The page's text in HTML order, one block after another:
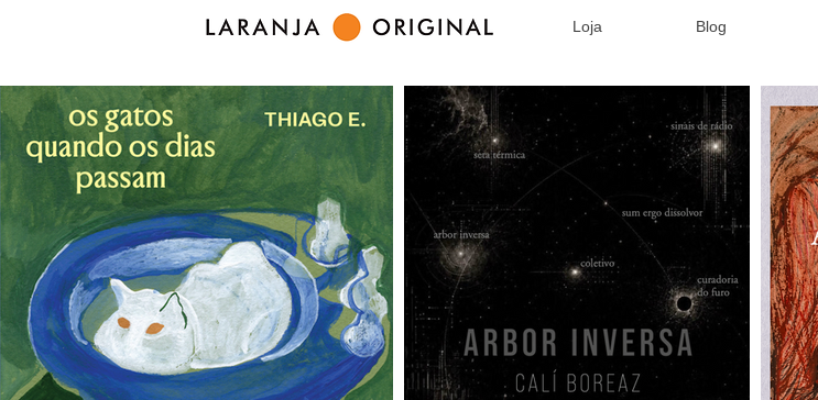
Loja Blog